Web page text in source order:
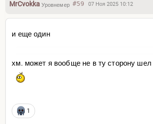
MrCvokkaУровнемер #59 07 Ноя 2025 10:12
и еще один
хм. может я вообще не в ту сторону
1